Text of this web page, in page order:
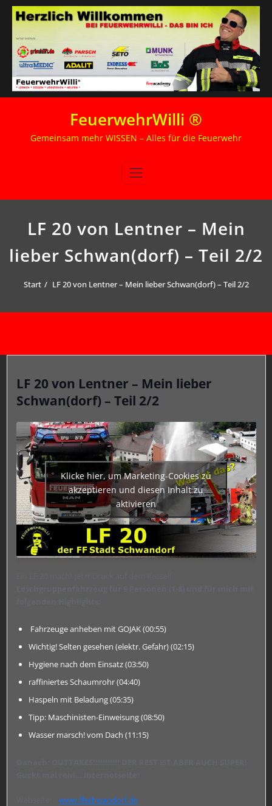
FeuerwehrWilli ®
Gemeinsam mehr WISSEN – Alles für die Feuerwehr
LF 20 von Lentner – Mein
lieber Schwan(dorf) – Teil 2/2
Start LF 20 von Lentner – Mein lieber Schwan(dorf) – Teil 2/2
LF 20 von Lentner – Mein lieber
Schwan(dorf) – Teil 2/2
Klicke hier, um Marketing-Cookies zu
akzeptieren und diesen Inhalt zu
aktivieren
Fahrzeuge anheben mit GOJAK (00:55)
Wichtig! Selten gesehen (elektr. Gefahr) (02:15)
Hygiene nach dem Einsatz (03:50)
raffiniertes Schaumrohr (04:40)
Haspeln mit Beladung (05:35)
Tipp: Maschinisten-Einweisung (08:50)
Wasser marsch! vom Dach (11:15)
www.ffschwandorf.de